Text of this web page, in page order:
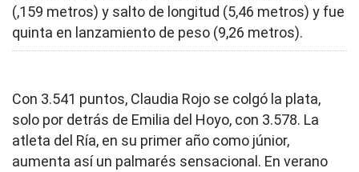
(,159 metros) y salto de longitud (5,46 metros) y fue
quinta en lanzamiento de peso (9,26 metros).
Con 3.541 puntos, Claudia Rojo se colgó la plata,
solo por detrás de Emilia del Hoyo, con 3.578. La
atleta del Ría, en su primer año como júnior,
aumenta así un palmarés sensacional. En verano